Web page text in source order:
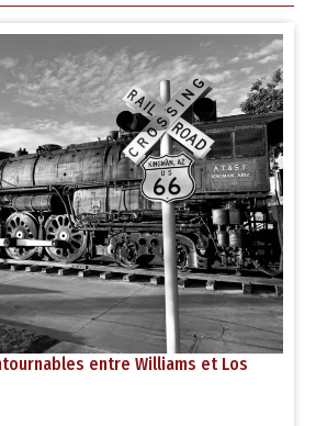
entre Williams et Los
o
o
k
b
e
g
r
a
m